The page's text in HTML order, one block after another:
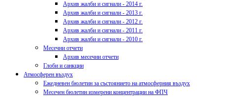
Архив жалби и сигнали - 2014 г.
Архив жалби и сигнали - 2013 г.
Архив жалби и сигнали - 2012 г.
Архив жалби и сигнали - 2011 г.
Архив жалби и сигнали - 2010 г.
Месечни отчети
Архив месечни отчети
Глоби и санкции
Атмосферен въздух
Ежедневен бюлетин за състоянието на атмосферния въздух
Месечен бюлетин измерени концентрации на ФПЧ